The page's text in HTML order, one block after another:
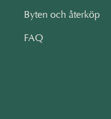
Byten och återköp
FAQ